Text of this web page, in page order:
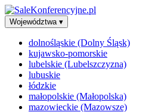
Województwa ▾
dolnośląskie (Dolny Śląsk)
kujawsko-pomorskie
lubelskie (Lubelszczyzna)
lubuskie
łódzkie
małopolskie (Małopolska)
mazowieckie (Mazowsze)